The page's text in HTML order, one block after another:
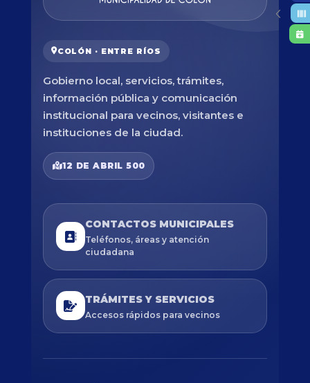
COLÓN · ENTRE RÍOS
Gobierno local, servicios, trámites,
información pública y comunicación
institucional para vecinos, visitantes e
instituciones de la ciudad.
12 DE ABRIL 500
CONTACTOS MUNICIPALES
Teléfonos, áreas y atención
ciudadana
TRÁMITES Y SERVICIOS
Accesos rápidos para vecinos